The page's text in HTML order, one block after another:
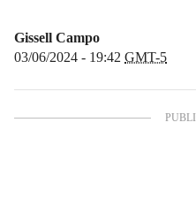
Gissell Campo
03/06/2024 - 19:42 GMT-5